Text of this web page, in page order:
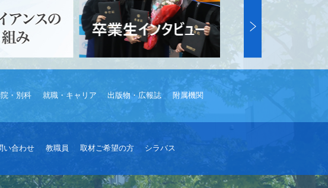
・別科 就職・キャリア 出版物・広報誌 附属機関
い合わせ 教職員 取材ご希望の方 シラバス